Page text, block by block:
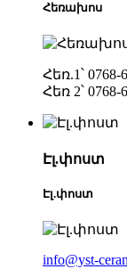
Հեռախոս
Հեռ.1՝ 0768-
Հեռ 2՝ 0768-
Էլ.փոստ
Էլ.փոստ
info@yst-